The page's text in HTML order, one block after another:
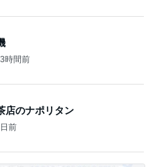
時間前
店のナポリタン
前